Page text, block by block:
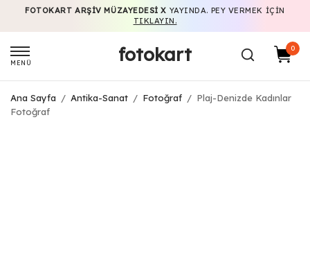
FOTOKART ARŞIV MÜZAYEDESI X YAYINDA. PEY VERMEK IÇIN
TIKLAYIN.
MENÜ fotokart 0
Ana Sayfa / Antika-Sanat / Fotoğraf / Plaj-Denizde Kadınlar
Fotoğraf